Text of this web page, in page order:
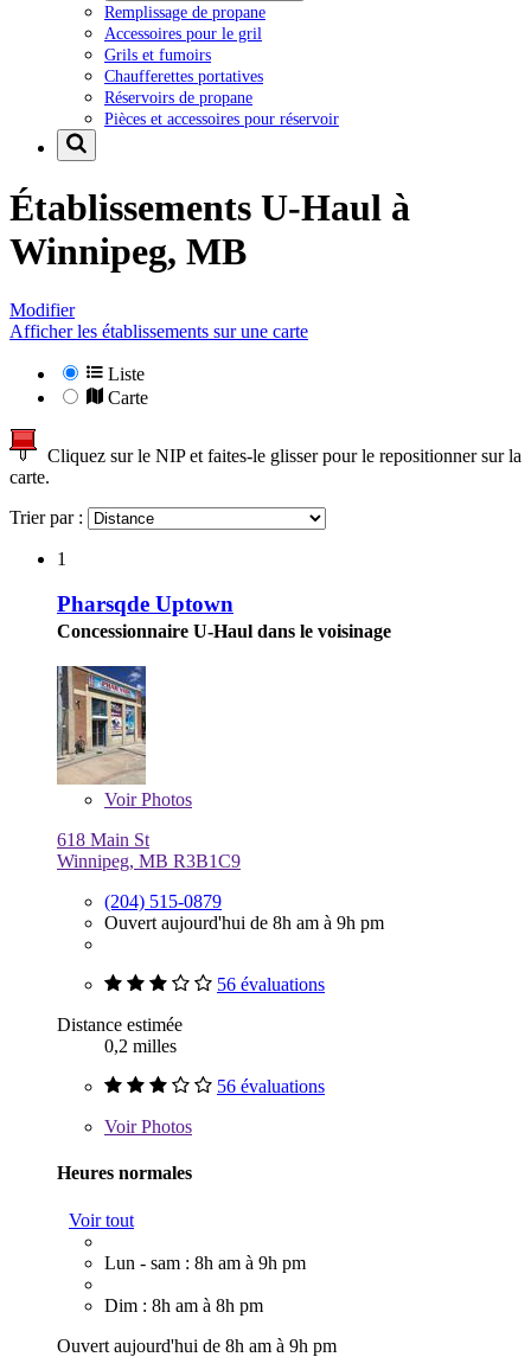
Remplissage de propane
Accessoires pour le gril
Grils et fumoirs
Chaufferettes portatives
Réservoirs de propane
Pièces et accessoires pour réservoir
Établissements U-Haul à
Winnipeg, MB
Modifier
Afficher les établissements sur une carte
Liste
Carte
Cliquez sur le NIP et faites-le glisser pour le repositionner sur la
carte.
Trier par :
1
Pharsqde Uptown
Concessionnaire U-Haul dans le voisinage
VoirPhotos
618 Main St
Winnipeg, MB R3B1C9
(204) 515-0879
Ouvert aujourd'hui de 8h am à 9h pm
56 évaluations
Distance estimée
0,2 milles
56 évaluations
VoirPhotos
Heures normales
Voir tout
Lun - sam : 8h am à 9h pm
Dim : 8h am à 8h pm
Ouvert aujourd'hui de 8h am à 9h pm